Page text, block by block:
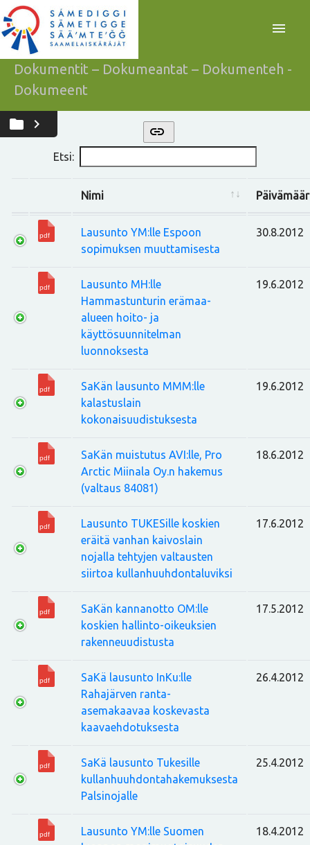
Dokumentit – Dokumeantat – Dokumenteh -
Dokumeent
menu
folder chevron_right link
Etsi:
Nimi
Lausunto YM:lle Espoon
sopimuksen muuttamisesta
30.8.2012
Lausunto MH:lle
Hammastunturin erämaa-
alueen hoito- ja
käyttösuunnitelman
luonnoksesta
19.6.2012
SaKän lausunto MMM:lle
kalastuslain
kokonaisuudistuksesta
19.6.2012
SaKän muistutus AVI:lle, Pro
Arctic Miinala Oy.n hakemus
(valtaus 84081)
18.6.2012
Lausunto TUKESille koskien
eräitä vanhan kaivoslain
nojalla tehtyjen valtausten
siirtoa kullanhuuhdontaluviksi
17.6.2012
SaKän kannanotto OM:lle
koskien hallinto-oikeuksien
rakenneuudistusta
17.5.2012
SaKä lausunto InKu:lle
Rahajärven ranta-
asemakaavaa koskevasta
kaavaehdotuksesta
26.4.2012
SaKä lausunto Tukesille
kullanhuuhdontahakemuksesta
Palsinojalle
25.4.2012
Lausunto YM:lle Suomen
18.4.2012